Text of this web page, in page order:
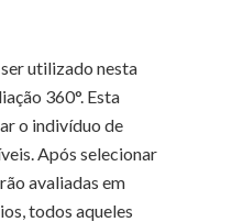
utilizado nesta
360°. Esta
o indivíduo de
Após selecionar
avaliadas em
todos aqueles